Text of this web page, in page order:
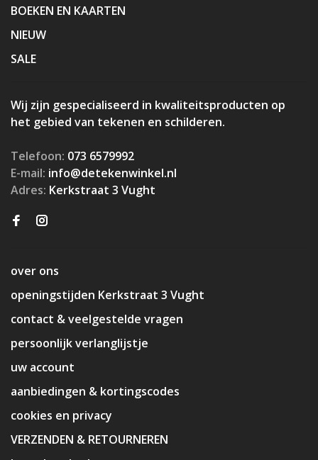
BOEKEN EN KAARTEN
NIEUW
SALE
Wij zijn gespecialiseerd in kwaliteitsproducten op
het gebied van tekenen en schilderen.
Telefoon: 073 6579992
E-mail: info@detekenwinkel.nl
Adres: Kerkstraat 3 Vught
over ons
openingstijden Kerkstraat 3 Vught
contact & veelgestelde vragen
persoonlijk verlanglijstje
uw account
aanbiedingen & kortingscodes
cookies en privacy
VERZENDEN & RETOURNEREN